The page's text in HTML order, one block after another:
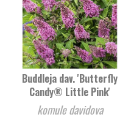
Buddleja dav. 'Butterfly
Candy® Little Pink'
komule davidova